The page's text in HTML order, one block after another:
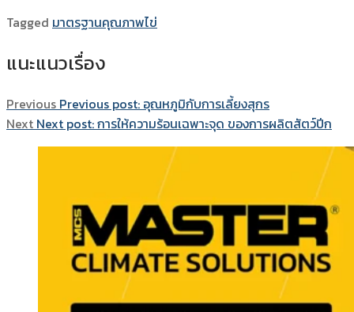
Tagged มาตรฐานคุณภาพไข่
แนะแนวเรื่อง
Previous Previous post: อุณหภูมิกับการเลี้ยงสุกร
Next Next post:การให้ความร้อนเฉพาะจุด ของการผลิตสัตว์ปีก